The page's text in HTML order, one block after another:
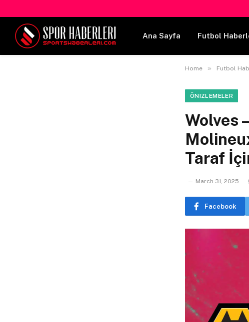
Ana Sayfa Futbol
Home » Futbol
ÖNIZLEMELER
Wolves
Taraf
March 31, 2025
Facebook